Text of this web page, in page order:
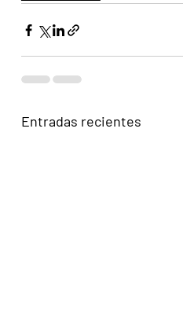
Entradas recientes